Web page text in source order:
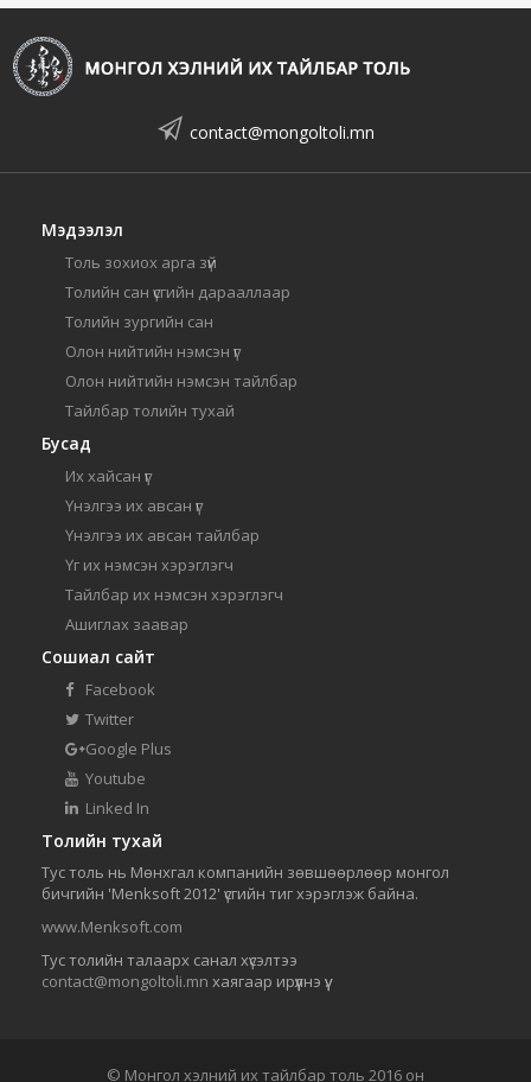
contact@mongoltoli.mn
Мэдээлэл
Толь зохиох арга зүй
Толийн сан үсгийн дарааллаар
Толийн зургийн сан
Олон нийтийн нэмсэн үг
Олон нийтийн нэмсэн тайлбар
Тайлбар толийн тухай
Бусад
Их хайсан үг
Үнэлгээ их авсан үг
Үнэлгээ их авсан тайлбар
Үг их нэмсэн хэрэглэгч
Тайлбар их нэмсэн хэрэглэгч
Ашиглах заавар
Сошиал сайт
Facebook
Twitter
Google Plus
Youtube
Linked In
Толийн тухай
Тус толь нь Мөнхгал компанийн зөвшөөрлөөр монгол
бичгийн 'Menksoft 2012' үсгийн тиг хэрэглэж байна.
www.Menksoft.com
Тус толийн талаарх санал хүсэлтээ
contact@mongoltoli.mn хаягаар ирүүлнэ үү.
© Монгол хэлний их тайлбар толь 2016 он